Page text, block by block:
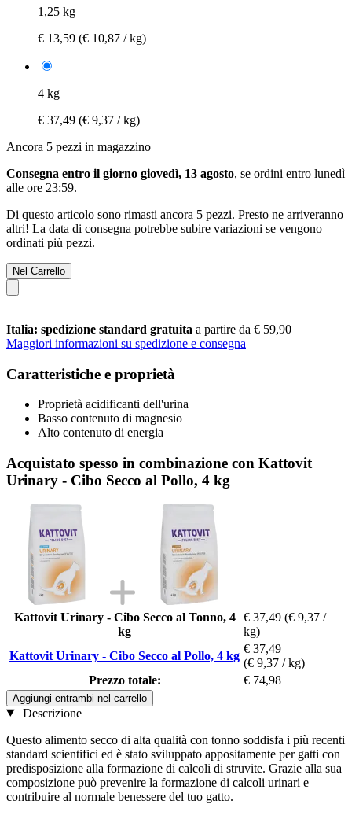
1,25 kg
€ 13,59 (€ 10,87 / kg)
4 kg
€ 37,49 (€ 9,37 / kg)
Ancora 5 pezzi in magazzino
Consegna entro il giorno giovedì, 13 agosto, se ordini entro lunedì
alle ore 23:59.
Di questo articolo sono rimasti ancora 5 pezzi. Presto ne arriveranno
altri! La data di consegna potrebbe subire variazioni se vengono
ordinati più pezzi.
Nel Carrello
Italia: spedizione standard gratuita a partire da € 59,90
Maggiori informazioni su spedizione e consegna
Caratteristiche e proprietà
Proprietà acidificanti dell'urina
Basso contenuto di magnesio
Alto contenuto di energia
Acquistato spesso in combinazione con Kattovit
Urinary - Cibo Secco al Pollo, 4 kg
Kattovit Urinary - Cibo Secco al Tonno, 4
kg
€ 37,49 (€ 9,37 /
kg)
Kattovit Urinary - Cibo Secco al Pollo, 4 kg
€ 37,49
(€ 9,37 / kg)
Prezzo totale:
€ 74,98
Aggiungi entrambi nel carrello
Descrizione
Questo alimento secco di alta qualità con tonno soddisfa i più recenti
standard scientifici ed è stato sviluppato appositamente per gatti con
predisposizione alla formazione di calcoli di struvite. Grazie alla sua
composizione può prevenire la formazione di calcoli urinari e
contribuire al normale benessere del tuo gatto.